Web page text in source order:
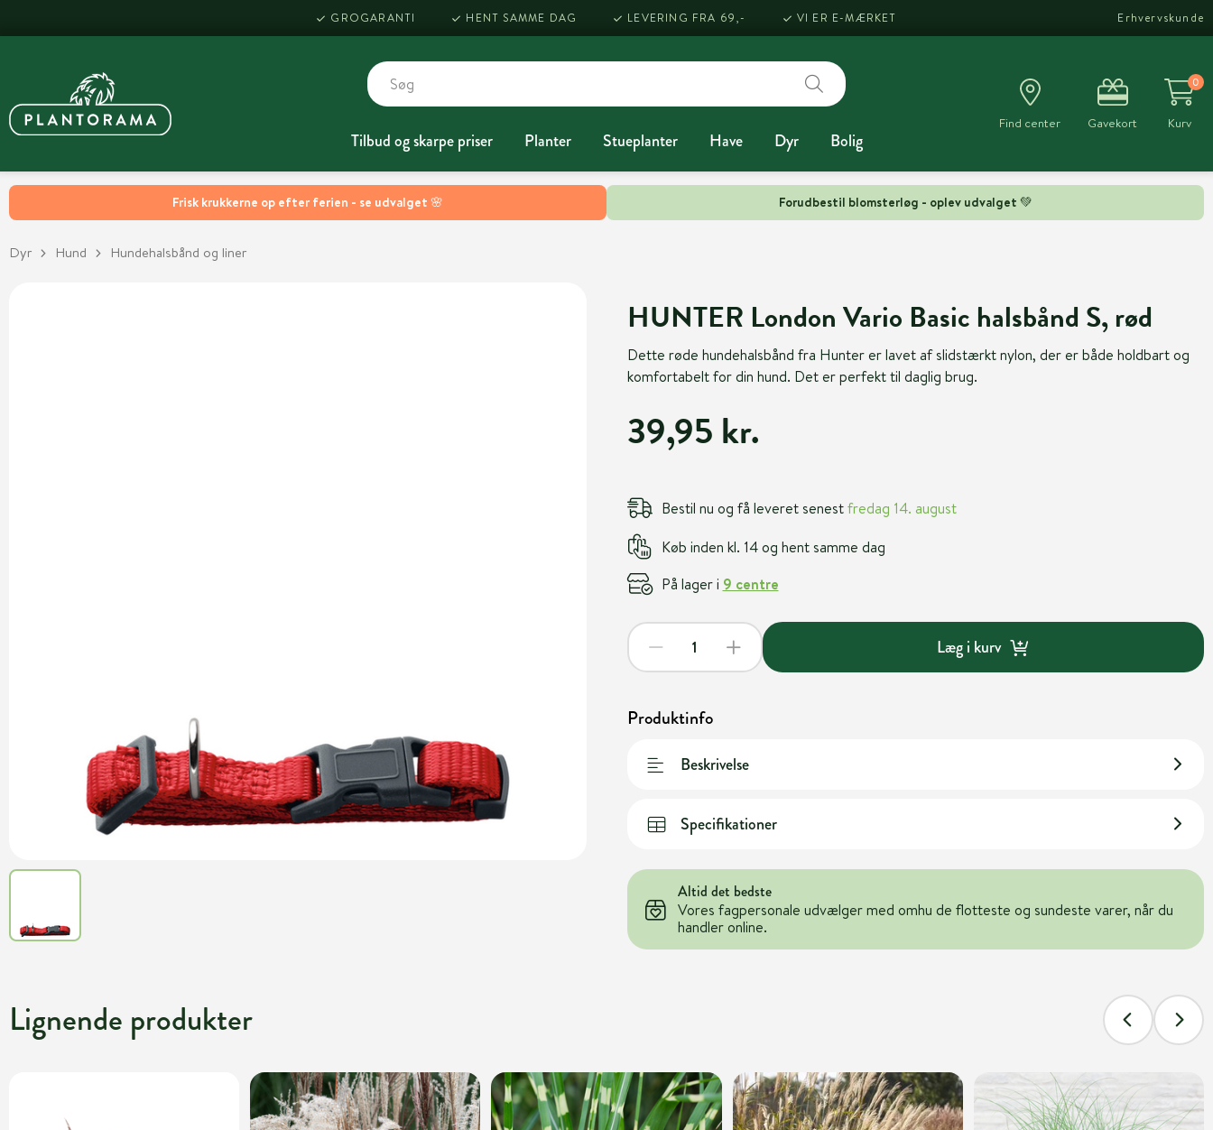
Frisk krukkerne op efter ferien - se udvalget 🌸 Forudbestil blomsterløg - oplev udvalget 💚
GROGARANTI HENT SAMME DAG LEVERING FRA 69,- VI ER E-MÆRKET Erhvervskunde
Tilbud og skarpe priser Planter Stueplanter Have Dyr Bolig
Find center Gavekort
0
Kurv
Dyr Hund Hundehalsbånd og liner
HUNTER London Vario Basic halsbånd S, rød
Dette røde hundehalsbånd fra Hunter er lavet af slidstærkt nylon, der er både holdbart og
komfortabelt for din hund. Det er perfekt til daglig brug.
39,95 kr.
Bestil nu og få leveret senestfredag 14. august
Køb inden kl. 14 og hent samme dag
På lager i 9 centre
Læg i kurv
Produktinfo
Beskrivelse
Specifikationer
Altid det bedste
Vores fagpersonale udvælger med omhu de flotteste og sundeste varer, når du
handler online.
Lignende produkter